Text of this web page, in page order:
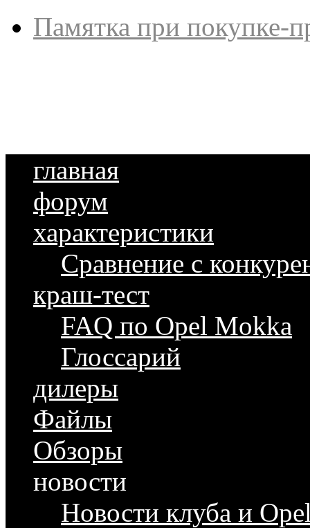
Памятка при покупке-
главная
форум
характеристики
Сравнение с
краш-тест
FAQ по Opel Mokka
Глоссарий
дилеры
Файлы
Обзоры
новости
Новости клуба и